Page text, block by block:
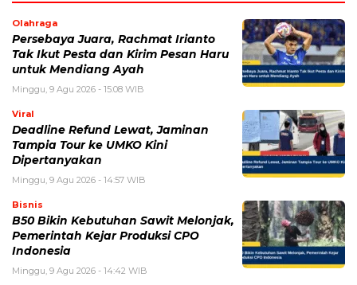
Olahraga
Persebaya Juara, Rachmat Irianto
Tak Ikut Pesta dan Kirim Pesan Haru
untuk Mendiang Ayah
Minggu, 9 Agu 2026 - 15:08 WIB
Viral
Deadline Refund Lewat, Jaminan
Tampia Tour ke UMKO Kini
Dipertanyakan
Minggu, 9 Agu 2026 - 14:57 WIB
Bisnis
B50 Bikin Kebutuhan Sawit Melonjak,
Pemerintah Kejar Produksi CPO
Indonesia
Minggu, 9 Agu 2026 - 14:42 WIB